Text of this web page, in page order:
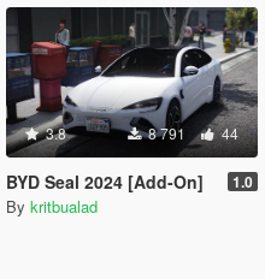
3.8 8 791 44
BYD Seal 2024 [Add-On] 1.0
By kritbualad